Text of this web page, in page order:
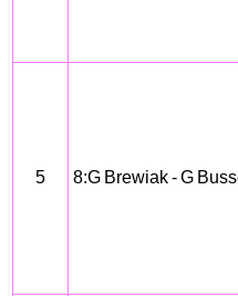
5 8:G Brewiak - G